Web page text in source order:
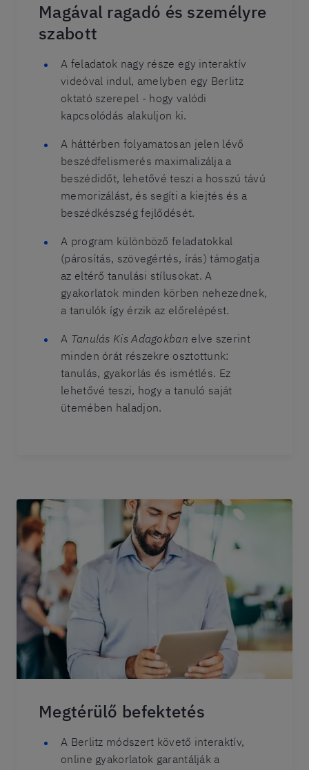
Magával ragadó és személyre
szabott
A feladatok nagy része egy interaktív
videóval indul, amelyben egy Berlitz
oktató szerepel - hogy valódi
kapcsolódás alakuljon ki.
A háttérben folyamatosan jelen lévő
beszédfelismerés maximalizálja a
beszédidőt, lehetővé teszi a hosszú távú
memorizálást, és segíti a kiejtés és a
beszédkészség fejlődését.
A program különböző feladatokkal
(párosítás, szövegértés, írás) támogatja
az eltérő tanulási stílusokat. A
gyakorlatok minden körben nehezednek,
a tanulók így érzik az előrelépést.
A Tanulás Kis Adagokban elve szerint
minden órát részekre osztottunk:
tanulás, gyakorlás és ismétlés. Ez
lehetővé teszi, hogy a tanuló saját
ütemében haladjon.
Megtérülő befektetés
A Berlitz módszert követő interaktív,
online gyakorlatok garantálják a